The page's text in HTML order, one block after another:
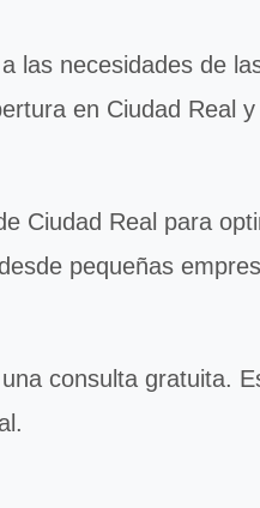
las necesidades de
en Ciudad Real
Ciudad Real para
pequeñas
consulta gratuita.